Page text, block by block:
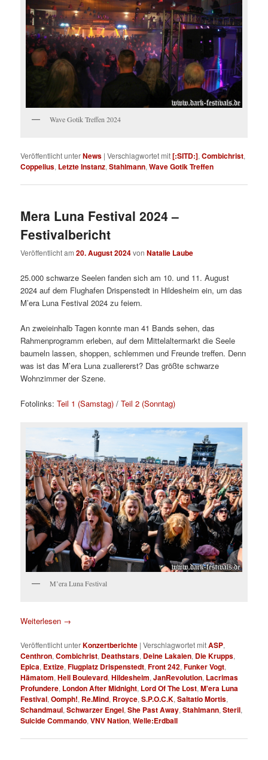
Wave Gotik Treffen 2024
Veröffentlicht unterNews |Verschlagwortet mit[:SITD:],Combichrist,
Coppelius, Letzte Instanz,Stahlmann,Wave Gotik Treffen
Mera Luna Festival 2024 –
Festivalbericht
Veröffentlicht am20. August 2024vonNatalie Laube
25.000 schwarze Seelen fanden sich am 10. und 11. August
2024 auf dem Flughafen Drispenstedt in Hildesheim ein, um das
M’era Luna Festival 2024 zu feiern.
An zweieinhalb Tagen konnte man 41 Bands sehen, das
Rahmenprogramm erleben, auf dem Mittelaltermarkt die Seele
baumeln lassen, shoppen, schlemmen und Freunde treffen. Denn
was ist das M’era Luna zuallererst? Das größte schwarze
Wohnzimmer der Szene.
Fotolinks:Teil 1 (Samstag) /Teil 2 (Sonntag)
M’era Luna Festival
Weiterlesen →
Veröffentlicht unterKonzertberichte |Verschlagwortet mitASP,
Centhron,Combichrist, Deathstars, Deine Lakaien, Die Krupps,
Epica, Extize,Flugplatz Drispenstedt,Front 242,Funker Vogt,
Hämatom,Hell Boulevard,Hildesheim,JanRevolution, Lacrimas
Profundere, London After Midnight, Lord Of The Lost,M'era Luna
Festival,Oomph!, Re.Mind, Rroyce,S.P.O.C.K,Saltatio Mortis,
Schandmaul,Schwarzer Engel,She Past Away,Stahlmann,Steril,
Suicide Commando,VNV Nation,Welle:Erdball